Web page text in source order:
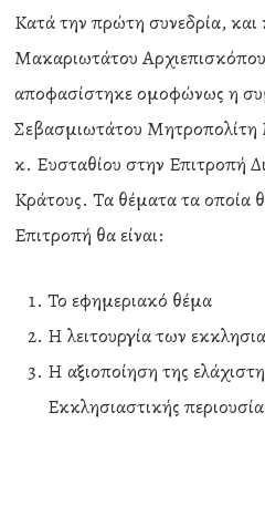
Κατά την πρώτη συνεδρία, και
Μακαριωτάτου
αποφασίστηκε ομοφώνως η
Σεβασμιωτάτου Μητροπολίτη
κ. Ευσταθίου στην Επιτροπή
Κράτους. Τα θέματα τα οποία
Επιτροπή θα είναι:
Το εφημεριακό θέμα
Η λειτουργία των
Η αξιοποίηση της
Εκκλησιαστικής